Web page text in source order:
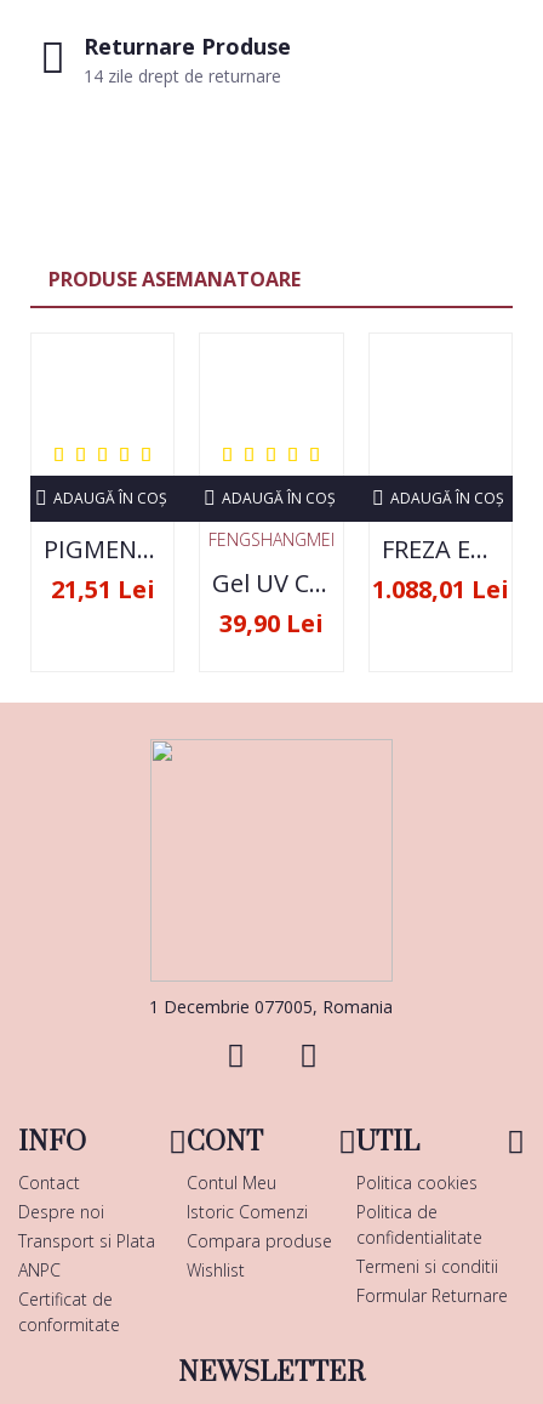
Returnare Produse
14 zile drept de returnare
PRODUSE ASEMANATOARE
PIGMENT NEON SET 12 CULORI
21,51 Lei
ADAUGĂ ÎN COŞ
FENGSHANGMEI
Gel UV Constructie FSM 50ML - 07
39,90 Lei
ADAUGĂ ÎN COŞ
FREZA ELECTRICA STRONG 210 35000 RPM- ORIGINALA
1.088,01 Lei
ADAUGĂ ÎN COŞ
1 Decembrie 077005, Romania
INFO
Contact
Despre noi
Transport si Plata
ANPC
Certificat de
conformitate
CONT
Contul Meu
Istoric Comenzi
Compara produse
Wishlist
UTIL
Politica cookies
Politica de
confidentialitate
Termeni si conditii
Formular Returnare
NEWSLETTER